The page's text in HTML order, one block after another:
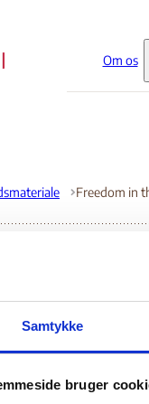
Samtykke
bruger
Om os
Freedom in